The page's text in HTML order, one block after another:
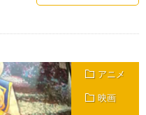
アニメ
映画